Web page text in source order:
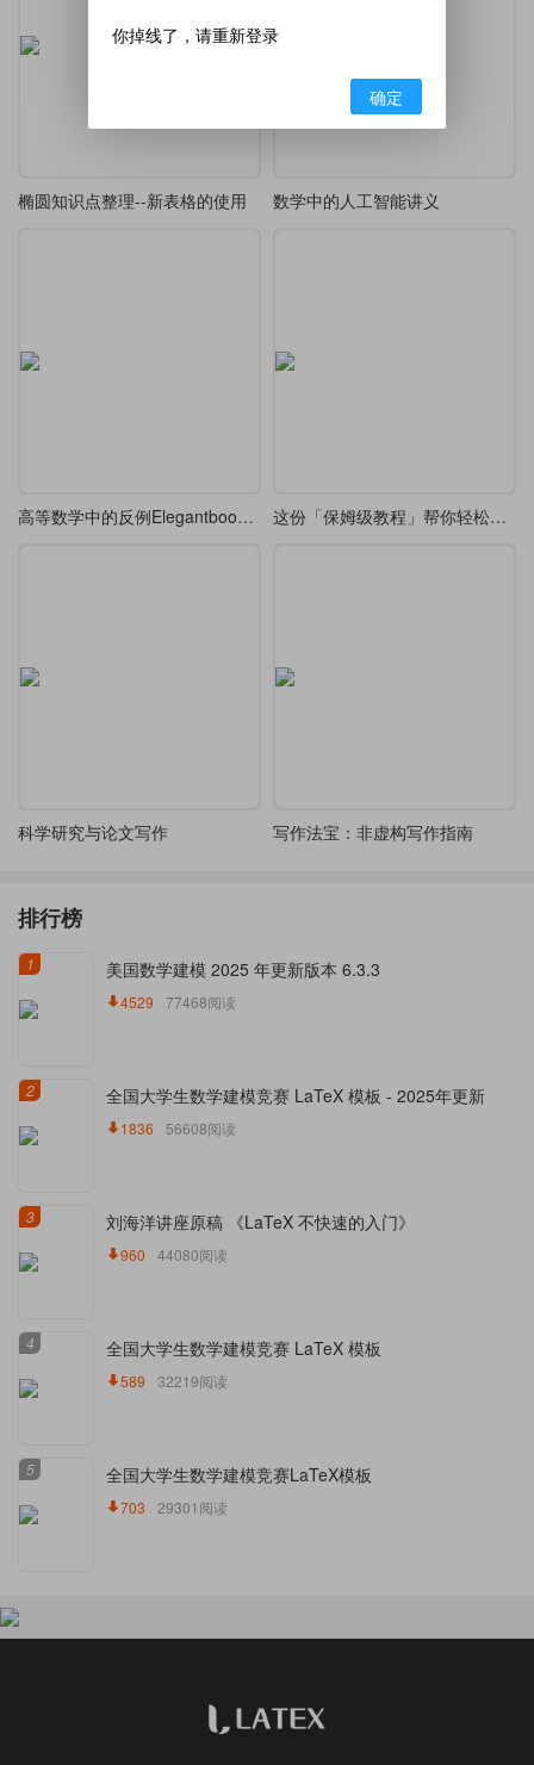
椭圆知识点整理--新表格的使用 数学中的人工智能讲义
高等数学中的反例Elegantbook重排 这份「保姆级教程」帮你轻松通关 LaTeX
科学研究与论文写作 写作法宝：非虚构写作指南
排行榜
1 美国数学建模 2025 年更新版本 6.3.3
4529 77468阅读
2 全国大学生数学建模竞赛 LaTeX 模板 - 2025年更新
1836 56608阅读
3 刘海洋讲座原稿 《LaTeX 不快速的入门》
960 44080阅读
4 全国大学生数学建模竞赛 LaTeX 模板
589 32219阅读
5 全国大学生数学建模竞赛LaTeX模板
703 29301阅读
你掉线了，请重新登录
确定